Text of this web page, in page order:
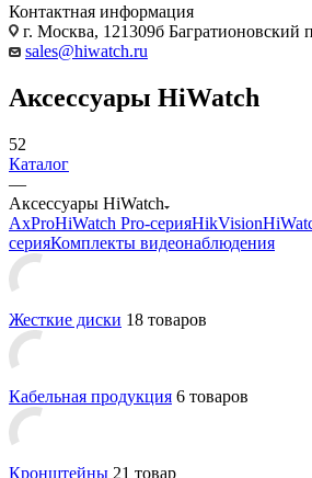
Контактная информация
г. Москва, 121309б Багратионовский
sales@hiwatch.ru
Аксессуары HiWatch
52
Каталог
—
Аксессуары HiWatch
AxProHiWatch Pro-серияHikVision
серияКомплекты видеонаблюдения
Жесткие диски 18 товаров
Кабельная продукция 6 товаров
Кронштейны 21 товар